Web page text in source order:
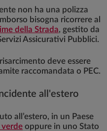
non ha una polizza
bisogna ricorrere al
della Strada, gestito da
Assicurativi Pubblici.
deve essere
raccomandata o PEC.
all'estero
all’estero, in un Paese
verde oppure in uno Stato